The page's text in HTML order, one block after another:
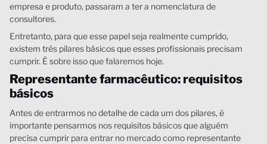
empresa e produto, passaram a ter a nomenclatura de
consultores.
Entretanto, para que esse papel seja realmente cumprido,
existem três pilares básicos que esses profissionais precisam
cumprir. É sobre isso que falaremos hoje.
Representante farmacêutico: requisitos
básicos
Antes de entrarmos no detalhe de cada um dos pilares, é
importante pensarmos nos requisitos básicos que alguém
precisa cumprir para entrar no mercado como representante